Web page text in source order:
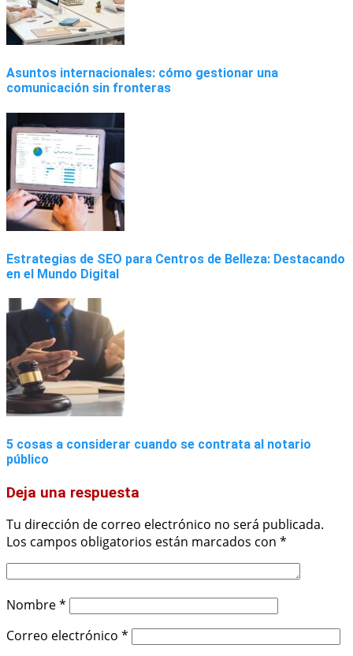
Asuntos internacionales: cómo gestionar una
comunicación sin fronteras
Estrategias de SEO para Centros de Belleza: Destacando
en el Mundo Digital
5 cosas a considerar cuando se contrata al notario
público
Deja una respuesta
Tu dirección de correo electrónico no será publicada.
Los campos obligatorios están marcados con *
Nombre*
Correo electrónico *